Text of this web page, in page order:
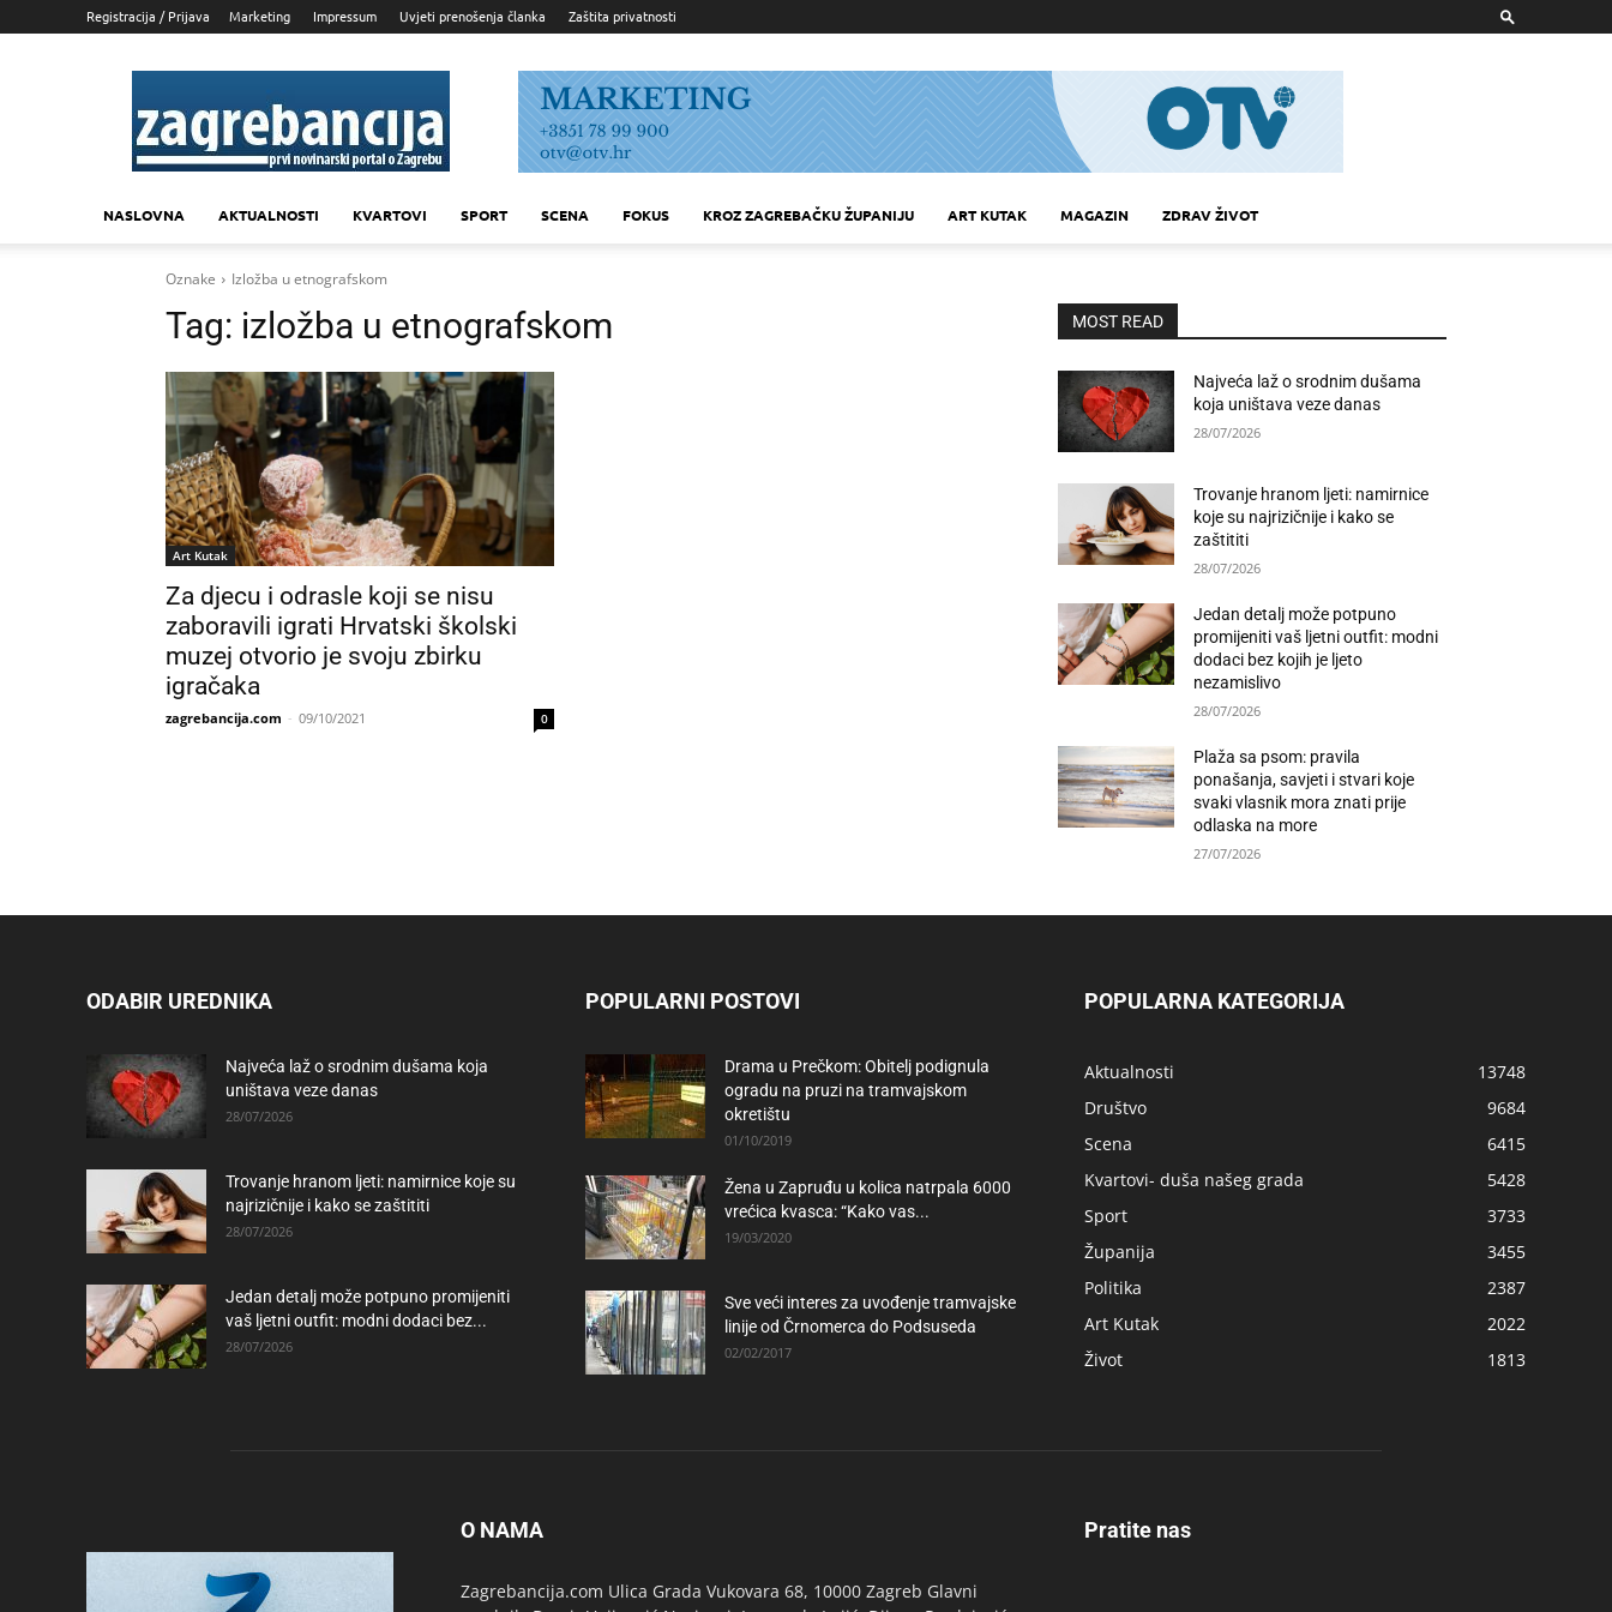
Registracija / Prijava Marketing Impressum Uvjeti prenošenja članka Zaštita privatnosti
Zagrebancija
NASLOVNA AKTUALNOSTI KVARTOVI SPORT SCENA FOKUS KROZ ZAGREBAČKU ŽUPANIJU ART KUTAK MAGAZIN ZDRAV ŽIVOT
Oznake Izložba u etnografskom
Tag: izložba u etnografskom
Art Kutak
Za djecu i odrasle koji se nisu
zaboravili igrati Hrvatski školski
muzej otvorio je svoju zbirku
igračaka
zagrebancija.com - 09/10/2021 0
MOST READ
Najveća laž o srodnim dušama
koja uništava veze danas
28/07/2026
Trovanje hranom ljeti: namirnice
koje su najrizičnije i kako se
zaštititi
28/07/2026
Jedan detalj može potpuno
promijeniti vaš ljetni outfit: modni
dodaci bez kojih je ljeto
nezamislivo
28/07/2026
Plaža sa psom: pravila
ponašanja, savjeti i stvari koje
svaki vlasnik mora znati prije
odlaska na more
27/07/2026
ODABIR UREDNIKA
Najveća laž o srodnim dušama koja
uništava veze danas
28/07/2026
Trovanje hranom ljeti: namirnice koje su
najrizičnije i kako se zaštititi
28/07/2026
Jedan detalj može potpuno promijeniti
vaš ljetni outfit: modni dodaci bez...
28/07/2026
POPULARNI POSTOVI
Drama u Prečkom: Obitelj podignula
ogradu na pruzi na tramvajskom
okretištu
01/10/2019
Žena u Zapruđu u kolica natrpala 6000
vrećica kvasca: “Kako vas...
19/03/2020
Sve veći interes za uvođenje tramvajske
linije od Črnomerca do Podsuseda
02/02/2017
POPULARNA KATEGORIJA
Aktualnosti
13748
Društvo
9684
Scena
6415
Kvartovi- duša našeg grada
5428
Sport
3733
Županija
3455
Politika
2387
Art Kutak
2022
Život
1813
O NAMA
Zagrebancija.com Ulica Grada Vukovara 68, 10000 Zagreb Glavni
Pratite nas